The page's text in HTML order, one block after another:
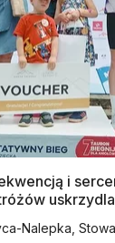
i
Nalepka,